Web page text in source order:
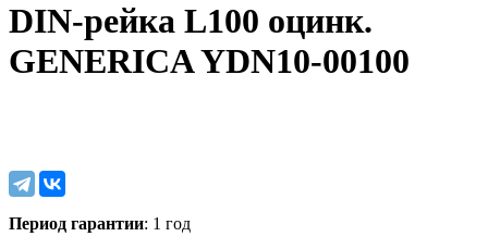
DIN-рейка L100 оцинк.
GENERICA YDN10-00100
Период гарантии: 1 год